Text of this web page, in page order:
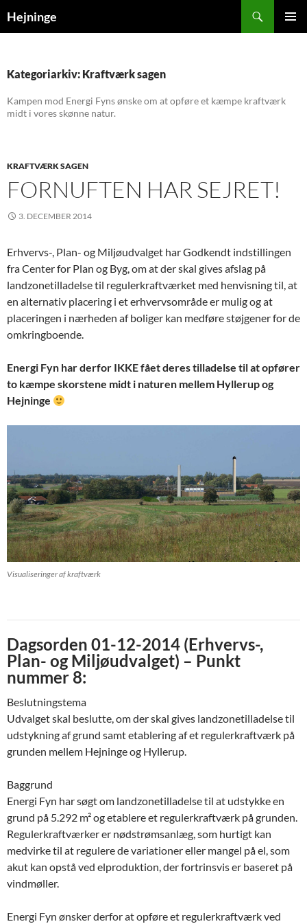
Hejninge
Kategoriarkiv: Kraftværk sagen
Kampen mod Energi Fyns ønske om at opføre et kæmpe kraftværk
midt i vores skønne natur.
KRAFTVÆRK SAGEN
FORNUFTEN HAR SEJRET!
3. DECEMBER 2014
Erhvervs-, Plan- og Miljøudvalget har Godkendt indstillingen
fra Center for Plan og Byg, om at der skal gives afslag på
landzonetilladelse til regulerkraftværket med henvisning til, at
en alternativ placering i et erhvervsområde er mulig og at
placeringen i nærheden af boliger kan medføre støjgener for de
omkringboende.
Energi Fyn har derfor IKKE fået deres tilladelse til at opfører
to kæmpe skorstene midt i naturen mellem Hyllerup og
Hejninge
Visualiseringer af kraftværk
Dagsorden 01-12-2014 (Erhvervs-,
Plan- og Miljøudvalget) – Punkt
nummer 8:
Beslutningstema
Udvalget skal beslutte, om der skal gives landzonetilladelse til
udstykning af grund samt etablering af et regulerkraftværk på
grunden mellem Hejninge og Hyllerup.
Baggrund
Energi Fyn har søgt om landzonetilladelse til at udstykke en
grund på 5.292 m² og etablere et regulerkraftværk på grunden.
Regulerkraftværker er nødstrømsanlæg, som hurtigt kan
medvirke til at regulere de variationer eller mangel på el, som
akut kan opstå ved elproduktion, der fortrinsvis er baseret på
vindmøller.
Energi Fyn ønsker derfor at opføre et regulerkraftværk ved